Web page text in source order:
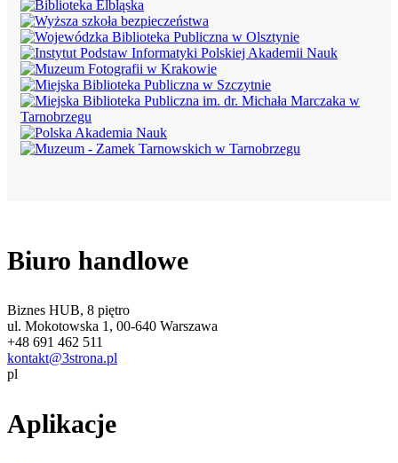
Biuro handlowe
Biznes HUB, 8 piętro
ul. Mokotowska 1, 00-640 Warszawa
+48 691 462 511
kontakt@3strona.pl
pl
Aplikacje